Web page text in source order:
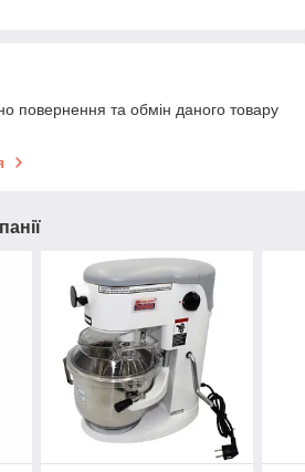
повернення та обмін даного товару